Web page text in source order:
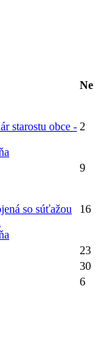
Ne
starostu obce - 2
9
so súťažou
16
23
30
6